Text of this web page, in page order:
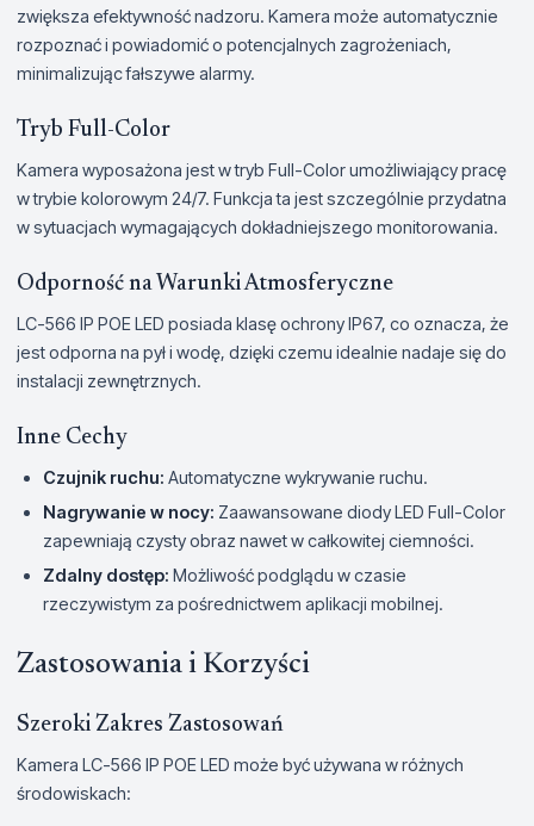
zwiększa efektywność nadzoru. Kamera może automatycznie
rozpoznać i powiadomić o potencjalnych zagrożeniach,
minimalizując fałszywe alarmy.
Tryb Full-Color
Kamera wyposażona jest w tryb Full-Color umożliwiający pracę
w trybie kolorowym 24/7. Funkcja ta jest szczególnie przydatna
w sytuacjach wymagających dokładniejszego monitorowania.
Odporność na Warunki Atmosferyczne
LC-566 IP POE LED posiada klasę ochrony IP67, co oznacza, że
jest odporna na pył i wodę, dzięki czemu idealnie nadaje się do
instalacji zewnętrznych.
Inne Cechy
Czujnik ruchu: Automatyczne wykrywanie ruchu.
Nagrywanie w nocy: Zaawansowane diody LED Full-Color
zapewniają czysty obraz nawet w całkowitej ciemności.
Zdalny dostęp: Możliwość podglądu w czasie
rzeczywistym za pośrednictwem aplikacji mobilnej.
Zastosowania i Korzyści
Szeroki Zakres Zastosowań
Kamera LC-566 IP POE LED może być używana w różnych
środowiskach: